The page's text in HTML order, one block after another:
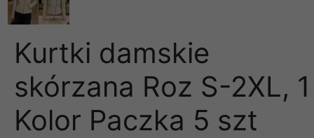
Kurtki damskie
skórzana Roz S-2XL, 1
Kolor Paczka 5 szt